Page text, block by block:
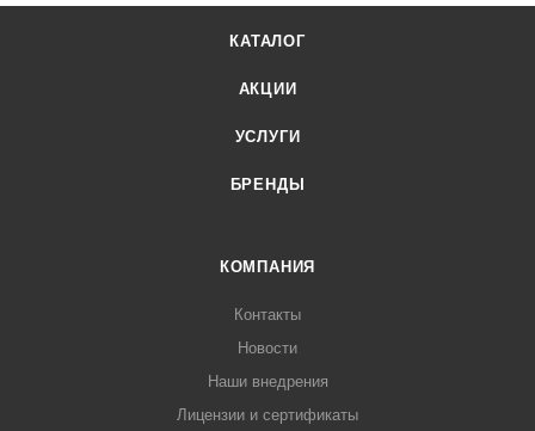
КАТАЛОГ
АКЦИИ
УСЛУГИ
БРЕНДЫ
КОМПАНИЯ
Контакты
Новости
Наши внедрения
Лицензии и сертификаты